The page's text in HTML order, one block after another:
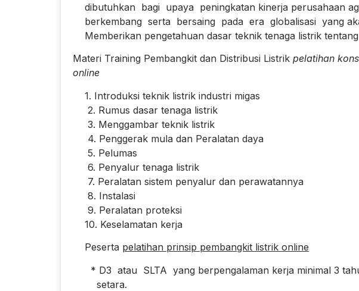
dibutuhkan bagi upaya peningkatan kinerja perusahaan
berkembang serta bersaing pada era globalisasi yang
Memberikan pengetahuan dasar teknik tenaga listrik
Materi Training Pembangkit dan Distribusi Listrik pelatihan
online
1. Introduksi teknik listrik industri migas
2. Rumus dasar tenaga listrik
3. Menggambar teknik listrik
4. Penggerak mula dan Peralatan daya
5. Pelumas
6. Penyalur tenaga listrik
7. Peralatan sistem penyalur dan perawatannya
8. Instalasi
9. Peralatan proteksi
10. Keselamatan kerja
Peserta pelatihan prinsip pembangkit listrik online
* D3 atau SLTA yang berpengalaman kerja minimal 3
setara.